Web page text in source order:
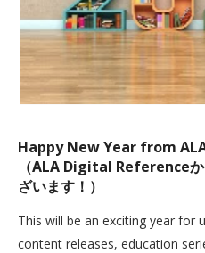
Happy New Year from
（ALA Digital Reference
ざいます！）
This will be an exciting year for
content releases, education